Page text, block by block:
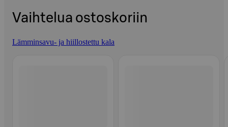
Vaihtelua ostoskoriin
Lämminsavu- ja hiillostettu kala